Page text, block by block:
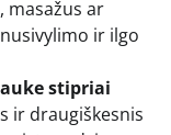
masažus ar
ir ilgo
stipriai
ir draugiškesnis